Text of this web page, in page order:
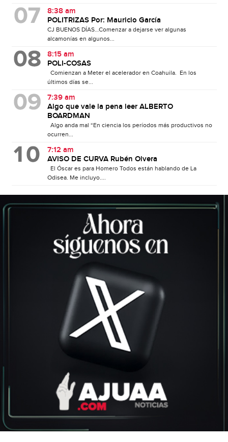
8:38 am
POLITRIZAS Por: Mauricio García
CJ BUENOS DÍAS…Comenzar a dejarse ver algunas
alcamonías en algunos...
8:15 am
POLI-COSAS
Comienzan a Meter el acelerador en Coahuila. En los
últimos días se...
7:39 am
Algo que vale la pena leer ALBERTO
BOARDMAN
Algo anda mal “En ciencia los períodos más productivos no
ocurren...
7:12 am
AVISO DE CURVA Rubén Olvera
El Óscar es para Homero Todos están hablando de La
Odisea. Me incluyo....